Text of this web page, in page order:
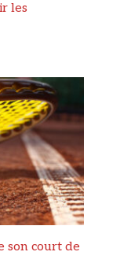
les
son court de